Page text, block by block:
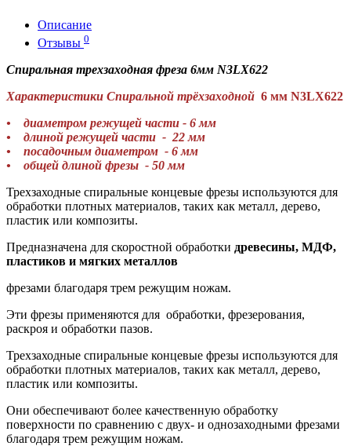
Описание
Отзывы 0
Спиральная трехзаходная фреза 6мм N3LX622
Характеристики Спиральной трёхзаходной 6 мм N3LX622
• диаметром режущей части - 6 мм
• длиной режущей части - 22 мм
• посадочным диаметром - 6 мм
• общей длиной фрезы - 50 мм
Трехзаходные спиральные концевые фрезы используются для
обработки плотных материалов, таких как металл, дерево,
пластик или композиты.
Предназначена для скоростной обработки древесины, МДФ,
пластиков и мягких металлов
фрезами благодаря трем режущим ножам.
Эти фрезы применяются для обработки, фрезерования,
раскроя и обработки пазов.
Трехзаходные спиральные концевые фрезы используются для
обработки плотных материалов, таких как металл, дерево,
пластик или композиты.
Они обеспечивают более качественную обработку
поверхности по сравнению с двух- и однозаходными фрезами
благодаря трем режущим ножам.